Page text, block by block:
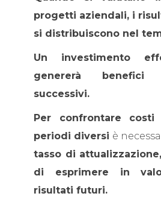
progetti aziendali, i
si distribuiscono nel
Un investimento
genererà
successivi.
Per confrontare costi
periodi diversi è
tasso di attualizzazione,
di esprimere in
risultati futuri.